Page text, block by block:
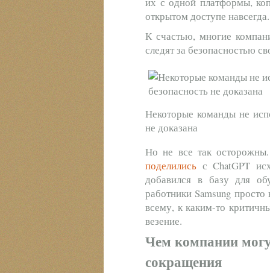
открытом доступе
К счастью, многие
следят за безопасностью
Некоторые команды не
не доказана
Но не все так
поделились с ChatGPT
добавился в базу для
работники Samsung
всему, к каким-то
везение.
Чем компании
сокращения